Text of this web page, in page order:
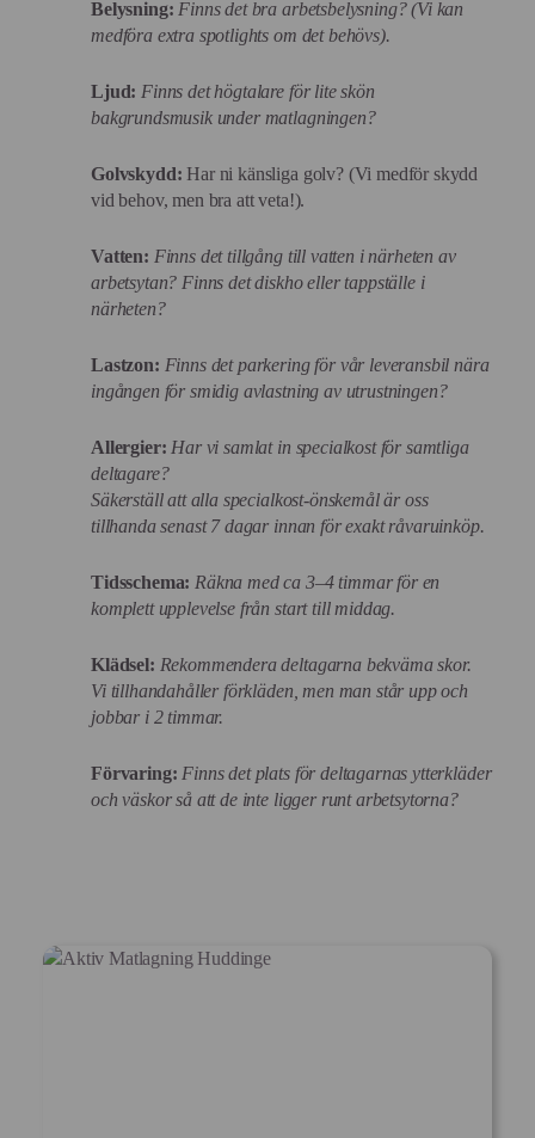
Belysning: Finns det bra arbetsbelysning? (Vi kan
medföra extra spotlights om det behövs).
Ljud: Finns det högtalare för lite skön
bakgrundsmusik under matlagningen?
Golvskydd:Har ni känsliga golv? (Vi medför skydd
vid behov, men bra att veta!).
Vatten: Finns det tillgång till vatten i närheten av
arbetsytan? Finns det diskho eller tappställe i
närheten?
Lastzon: Finns det parkering för vår leveransbil nära
ingången för smidig avlastning av utrustningen?
Allergier: Har vi samlat in specialkost för samtliga
deltagare?
Säkerställ att alla specialkost-önskemål är oss
tillhanda senast 7 dagar innan för exakt råvaruinköp.
Tidsschema: Räkna med ca 3–4 timmar för en
komplett upplevelse från start till middag.
Klädsel: Rekommendera deltagarna bekväma skor.
Vi tillhandahåller förkläden, men man står upp och
jobbar i 2 timmar.
Förvaring: Finns det plats för deltagarnas ytterkläder
och väskor så att de inte ligger runt arbetsytorna?